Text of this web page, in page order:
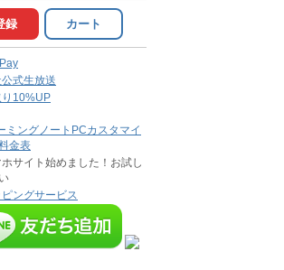
録 カート
ミングノートPCカスタマイ
金表